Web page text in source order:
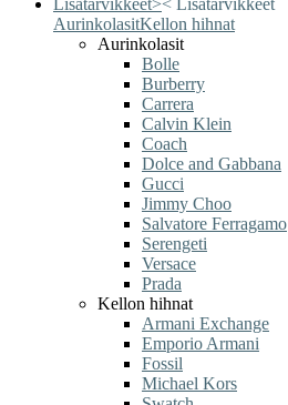
Lisätarvikkeet>< Lisätarvikkeet
AurinkolasitKellon hihnat
Aurinkolasit
Bolle
Burberry
Carrera
Calvin Klein
Coach
Dolce and Gabbana
Gucci
Jimmy Choo
Salvatore Ferragamo
Serengeti
Versace
Prada
Kellon hihnat
Armani Exchange
Emporio Armani
Fossil
Michael Kors